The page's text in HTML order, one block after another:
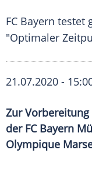
FC Bayern testet
"Optimaler
21.07.2020 -
Zur
der FC Bayern
Olympique